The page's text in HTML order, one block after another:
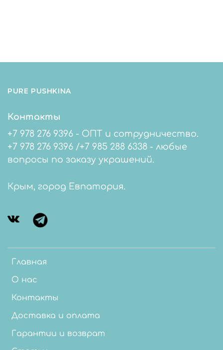
PURE PUSHKINA
Главная
О нас
Контакты
Доставка и оплата
Гарантии и возврат
Контакты
+7 978 276 9396 - ОПТ и сотрудничество.
+7 978 276 9396 /+7 985 288 6338 - любые
вопросы по заказу украшений.
Крым, город Евпатория.